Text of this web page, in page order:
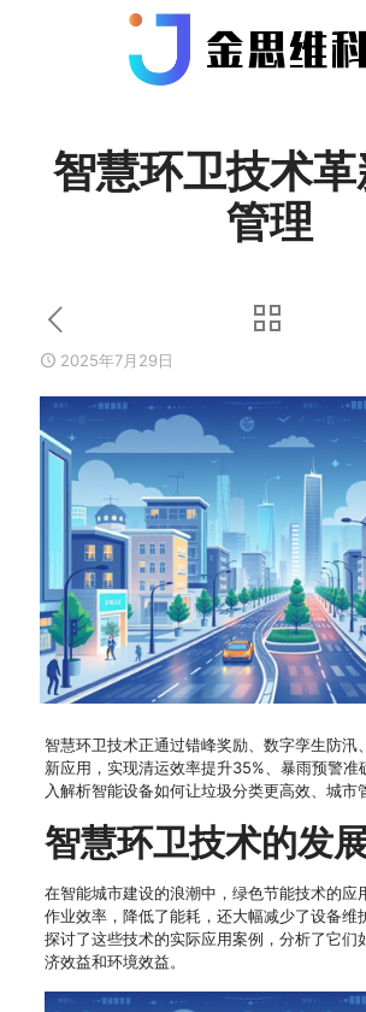
智慧环卫技术
管理
2025年7月29日
智慧环卫技术正通过错峰奖励、数字孪生防汛
新应用，实现清运效率提升35%、暴雨预警准
入解析智能设备如何让垃圾分类更高效、城市
智慧环卫技术的发
在智能城市建设的浪潮中，绿色节能技术的应
作业效率，降低了能耗，还大幅减少了设备维
探讨了这些技术的实际应用案例，分析了它们
济效益和环境效益。